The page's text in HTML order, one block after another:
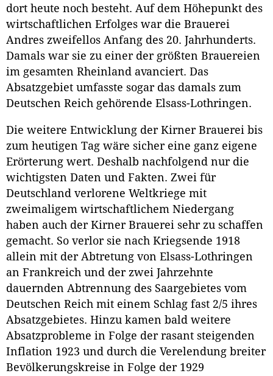
dort heute noch besteht. Auf dem Höhepunkt des
wirtschaftlichen Erfolges war die Brauerei
Andres zweifellos Anfang des 20. Jahrhunderts.
Damals war sie zu einer der größten Brauereien
im gesamten Rheinland avanciert. Das
Absatzgebiet umfasste sogar das damals zum
Deutschen Reich gehörende Elsass-Lothringen.
Die weitere Entwicklung der Kirner Brauerei bis
zum heutigen Tag wäre sicher eine ganz eigene
Erörterung wert. Deshalb nachfolgend nur die
wichtigsten Daten und Fakten. Zwei für
Deutschland verlorene Weltkriege mit
zweimaligem wirtschaftlichem Niedergang
haben auch der Kirner Brauerei sehr zu schaffen
gemacht. So verlor sie nach Kriegsende 1918
allein mit der Abtretung von Elsass-Lothringen
an Frankreich und der zwei Jahrzehnte
dauernden Abtrennung des Saargebietes vom
Deutschen Reich mit einem Schlag fast 2/5 ihres
Absatzgebietes. Hinzu kamen bald weitere
Absatzprobleme in Folge der rasant steigenden
Inflation 1923 und durch die Verelendung breiter
Bevölkerungskreise in Folge der 1929